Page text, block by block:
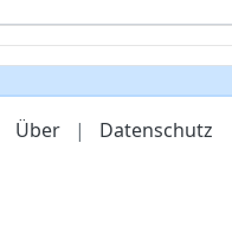
Über | Datenschutz